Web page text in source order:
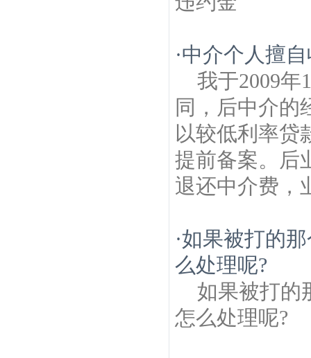
·中介个人擅
我于2009
同，后中介的
以较低利率贷
提前备案。后
退还中介费，
·如果被打的
么处理呢?
如果被打的
怎么处理呢?